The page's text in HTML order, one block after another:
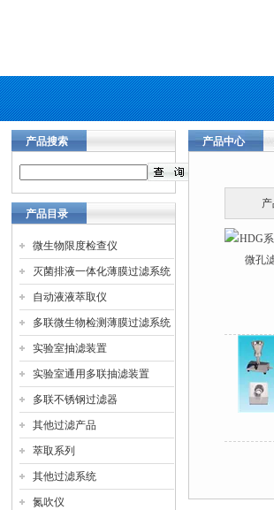
产品搜索
产品目录
微生物限度检查仪
灭菌排液一体化薄膜过滤系统
自动液液萃取仪
多联微生物检测薄膜过滤系统
实验室抽滤装置
实验室通用多联抽滤装置
多联不锈钢过滤器
其他过滤产品
萃取系列
其他过滤系统
氮吹仪
产品中心